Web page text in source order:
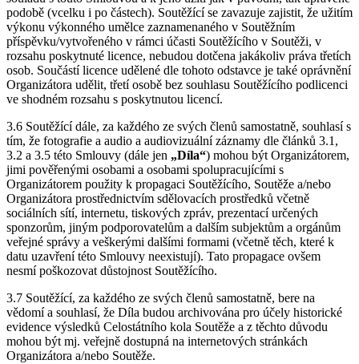
podobě (vcelku i po částech). Soutěžící se zavazuje zajistit, že užitím
výkonu výkonného umělce zaznamenaného v Soutěžním
příspěvku/vytvořeného v rámci účasti Soutěžícího v Soutěži, v
rozsahu poskytnuté licence, nebudou dotčena jakákoliv práva třetích
osob. Součástí licence udělené dle tohoto odstavce je také oprávnění
Organizátora udělit, třetí osobě bez souhlasu Soutěžícího podlicenci
ve shodném rozsahu s poskytnutou licencí.
3.6 Soutěžící dále, za každého ze svých členů samostatně, souhlasí s
tím, že fotografie a audio a audiovizuální záznamy dle článků 3.1,
3.2 a 3.5 této Smlouvy (dále jen „Díla“) mohou být Organizátorem,
jimi pověřenými osobami a osobami spolupracujícími s
Organizátorem použity k propagaci Soutěžícího, Soutěže a/nebo
Organizátora prostřednictvím sdělovacích prostředků včetně
sociálních sítí, internetu, tiskových zpráv, prezentací určených
sponzorům, jiným podporovatelům a dalším subjektům a orgánům
veřejné správy a veškerými dalšími formami (včetně těch, které k
datu uzavření této Smlouvy neexistují). Tato propagace ovšem
nesmí poškozovat důstojnost Soutěžícího.
3.7 Soutěžící, za každého ze svých členů samostatně, bere na
vědomí a souhlasí, že Díla budou archivována pro účely historické
evidence výsledků Celostátního kola Soutěže a z těchto důvodu
mohou být mj. veřejně dostupná na internetových stránkách
Organizátora a/nebo Soutěže.